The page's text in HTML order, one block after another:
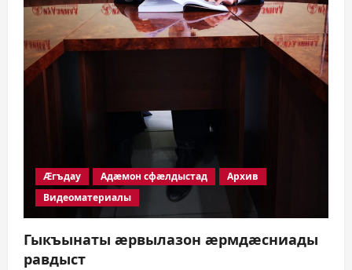
Æгъдау Адæмон сфæлдыстад
Архив
Видеоматериалы
Гыкъынаты æрвылазон æрмдæсниады
равдыст